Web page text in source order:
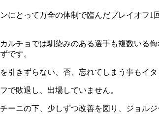
とって万全の体制で臨んだプレイオフ
チョでは馴染みのある選手も複数いる
です。
きずらない、否、忘れてしまう事もイタ
敗退し、出場していません。
ニの下、少しずつ改善を図り、ジョル